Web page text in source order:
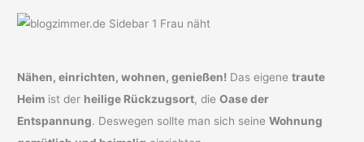
Nähen, einrichten, wohnen, genießen! Das eigenetraute
Heim ist der heilige Rückzugsort, dieOase der
Entspannung. Deswegen sollte man sich seineWohnung